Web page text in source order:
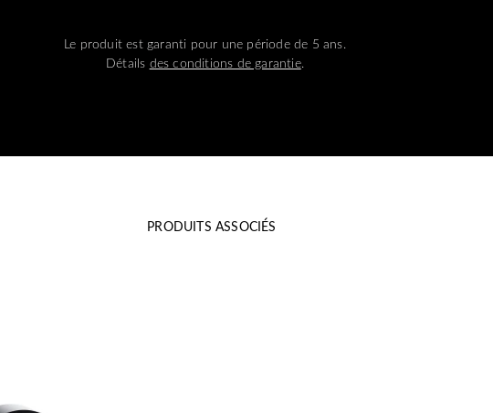
Le produit est garanti pour une période de 5 ans.
Détails des conditions de garantie.
PRODUITS ASSOCIÉS